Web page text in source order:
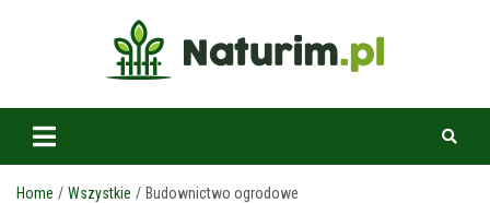
www.naturim.pl
Home Wszystkie Budownictwo ogrodowe